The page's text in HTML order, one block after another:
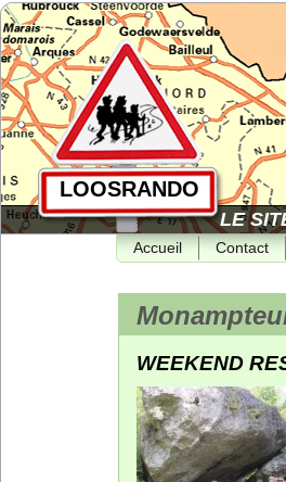
LOOSRANDO
LE
Accueil Contact
WEEKEND